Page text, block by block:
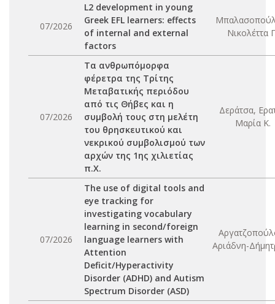
07/2026
L2 development in young
Greek EFL learners: effects
of internal and external
factors
Νικολέττα
07/2026
Τα ανθρωπόμορφα
φέρετρα της Τρίτης
Μεταβατικής περιόδου
από τις Θήβες και η
συμβολή τους στη μελέτη
του θρησκευτικού και
νεκρικού συμβολισμού των
αρχών της 1ης χιλιετίας
π.Χ.
Δεράτσα,
Μαρία Κ.
07/2026
The use of digital tools and
eye tracking for
investigating vocabulary
learning in second/foreign
language learners with
Attention
Deficit/Hyperactivity
Disorder (ADHD) and Autism
Spectrum Disorder (ASD)
Αριάδνη-